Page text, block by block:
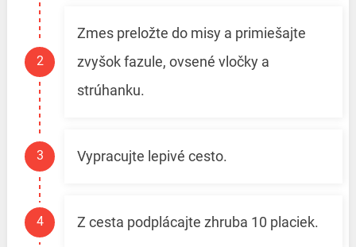
Zmes preložte do misy a primiešajte
zvyšok fazule, ovsené vločky a
strúhanku.
Vypracujte lepivé cesto.
Z cesta podplácajte zhruba 10 placiek.